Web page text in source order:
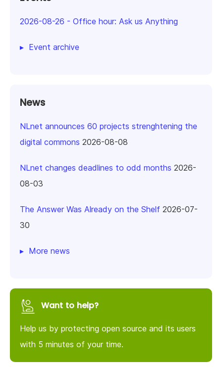
2026-08-26 - Office hour: Ask us Anything
Event archive
News
NLnet announces 60 projects strenghtening the
digital commons 2026-08-08
NLnet changes deadlines to odd months 2026-
08-03
The Answer Was Already on the Shelf 2026-07-
30
More news
Want to help?
Help us by protecting open source and its users
with 5 minutes of your time.